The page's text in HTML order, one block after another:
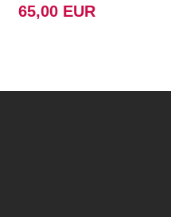
65,00 EUR